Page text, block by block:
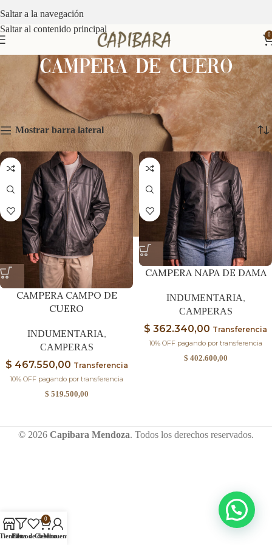
Saltar a la navegación
Saltar al contenido principal
0
CAMPERA DE CUERO
Inicio
Productos etiquetados “CAMPERA DE CUERO”
Mostrando los 2 resultados
Mostrar barra lateral
CAMPERA CAMPO DE
CUERO
INDUMENTARIA,
CAMPERAS
$ 467.550,00 Transferencia
10% OFF pagando por transferencia
$ 519.500,00
CAMPERA NAPA DE DAMA
INDUMENTARIA,
CAMPERAS
$ 362.340,00 Transferencia
10% OFF pagando por transferencia
$ 402.600,00
© 2026 Capibara Mendoza. Todos los derechos reservados.
Filtros
Lista de deseos
0
Carrito
Mi cuenta